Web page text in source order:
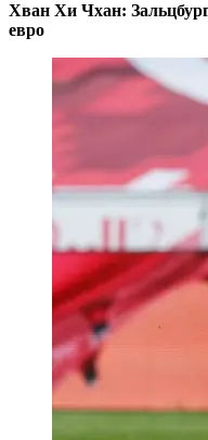
Хван Хи Чхан:
евро